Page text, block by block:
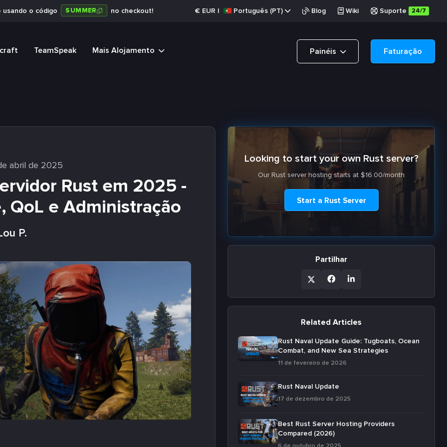
usando o código SUMMER no checkout! € EUR | Português (PT) Blog Wiki Suporte 24/7
TeamSpeak Mais Alojamento Painéis Faturação
abril de 2025
Rust em 2025 -
QoL e Administração
P.
Looking to start your own Rust server?
Our Rust server hosting starts at $16.00/month
Start a Rust Server
Partilhar
Related Articles
Rust Naval Update Guide: Tugboats, Ocean
Combat, and New Sea Strategies
11 de fevereiro de 2026
Rust Naval Update
17 de dezembro de 2025
Best Rust Server Hosting Providers
Compared (2026)